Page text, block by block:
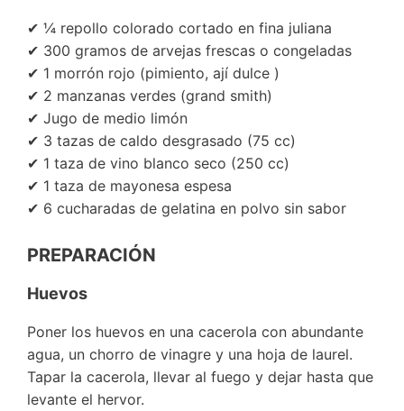
✔ ¼ repollo colorado cortado en fina juliana
✔ 300 gramos de arvejas frescas o congeladas
✔ 1 morrón rojo (pimiento, ají dulce )
✔ 2 manzanas verdes (grand smith)
✔ Jugo de medio limón
✔ 3 tazas de caldo desgrasado (75 cc)
✔ 1 taza de vino blanco seco (250 cc)
✔ 1 taza de mayonesa espesa
✔ 6 cucharadas de gelatina en polvo sin sabor
PREPARACIÓN
Huevos
Poner los huevos en una cacerola con abundante
agua, un chorro de vinagre y una hoja de laurel.
Tapar la cacerola, llevar al fuego y dejar hasta que
levante el hervor.